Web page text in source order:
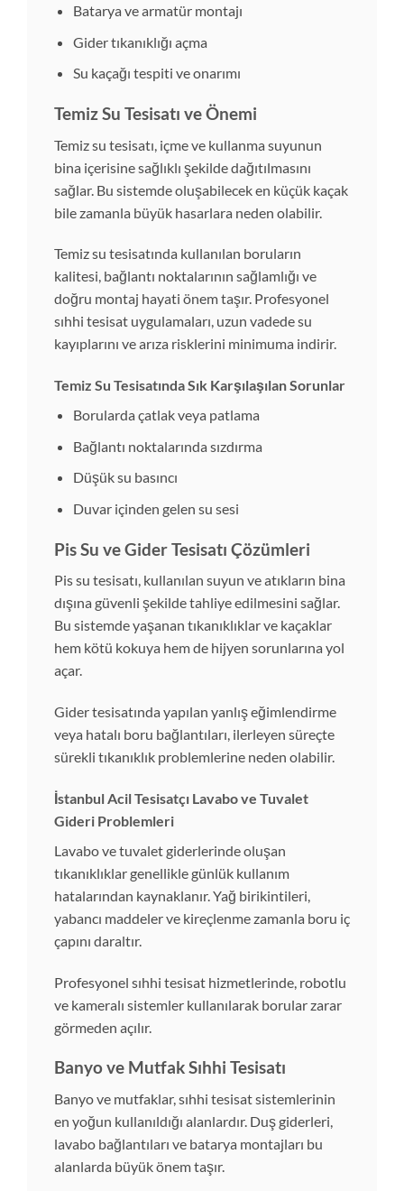
Batarya ve armatür montajı
Gider tıkanıklığı açma
Su kaçağı tespiti ve onarımı
Temiz Su Tesisatı ve Önemi
Temiz su tesisatı, içme ve kullanma suyunun
bina içerisine sağlıklı şekilde dağıtılmasını
sağlar. Bu sistemde oluşabilecek en küçük kaçak
bile zamanla büyük hasarlara neden olabilir.
Temiz su tesisatında kullanılan boruların
kalitesi, bağlantı noktalarının sağlamlığı ve
doğru montaj hayati önem taşır. Profesyonel
sıhhi tesisat uygulamaları, uzun vadede su
kayıplarını ve arıza risklerini minimuma indirir.
Temiz Su Tesisatında Sık Karşılaşılan Sorunlar
Borularda çatlak veya patlama
Bağlantı noktalarında sızdırma
Düşük su basıncı
Duvar içinden gelen su sesi
Pis Su ve Gider Tesisatı Çözümleri
Pis su tesisatı, kullanılan suyun ve atıkların bina
dışına güvenli şekilde tahliye edilmesini sağlar.
Bu sistemde yaşanan tıkanıklıklar ve kaçaklar
hem kötü kokuya hem de hijyen sorunlarına yol
açar.
Gider tesisatında yapılan yanlış eğimlendirme
veya hatalı boru bağlantıları, ilerleyen süreçte
sürekli tıkanıklık problemlerine neden olabilir.
İstanbul Acil Tesisatçı Lavabo ve Tuvalet
Gideri Problemleri
Lavabo ve tuvalet giderlerinde oluşan
tıkanıklıklar genellikle günlük kullanım
hatalarından kaynaklanır. Yağ birikintileri,
yabancı maddeler ve kireçlenme zamanla boru iç
çapını daraltır.
Profesyonel sıhhi tesisat hizmetlerinde, robotlu
ve kameralı sistemler kullanılarak borular zarar
görmeden açılır.
Banyo ve Mutfak Sıhhi Tesisatı
Banyo ve mutfaklar, sıhhi tesisat sistemlerinin
en yoğun kullanıldığı alanlardır. Duş giderleri,
lavabo bağlantıları ve batarya montajları bu
alanlarda büyük önem taşır.